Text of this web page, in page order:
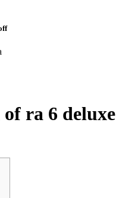
ra 6 deluxe